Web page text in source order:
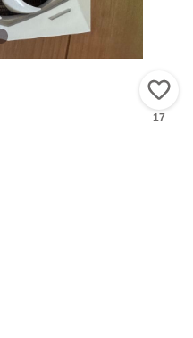
17